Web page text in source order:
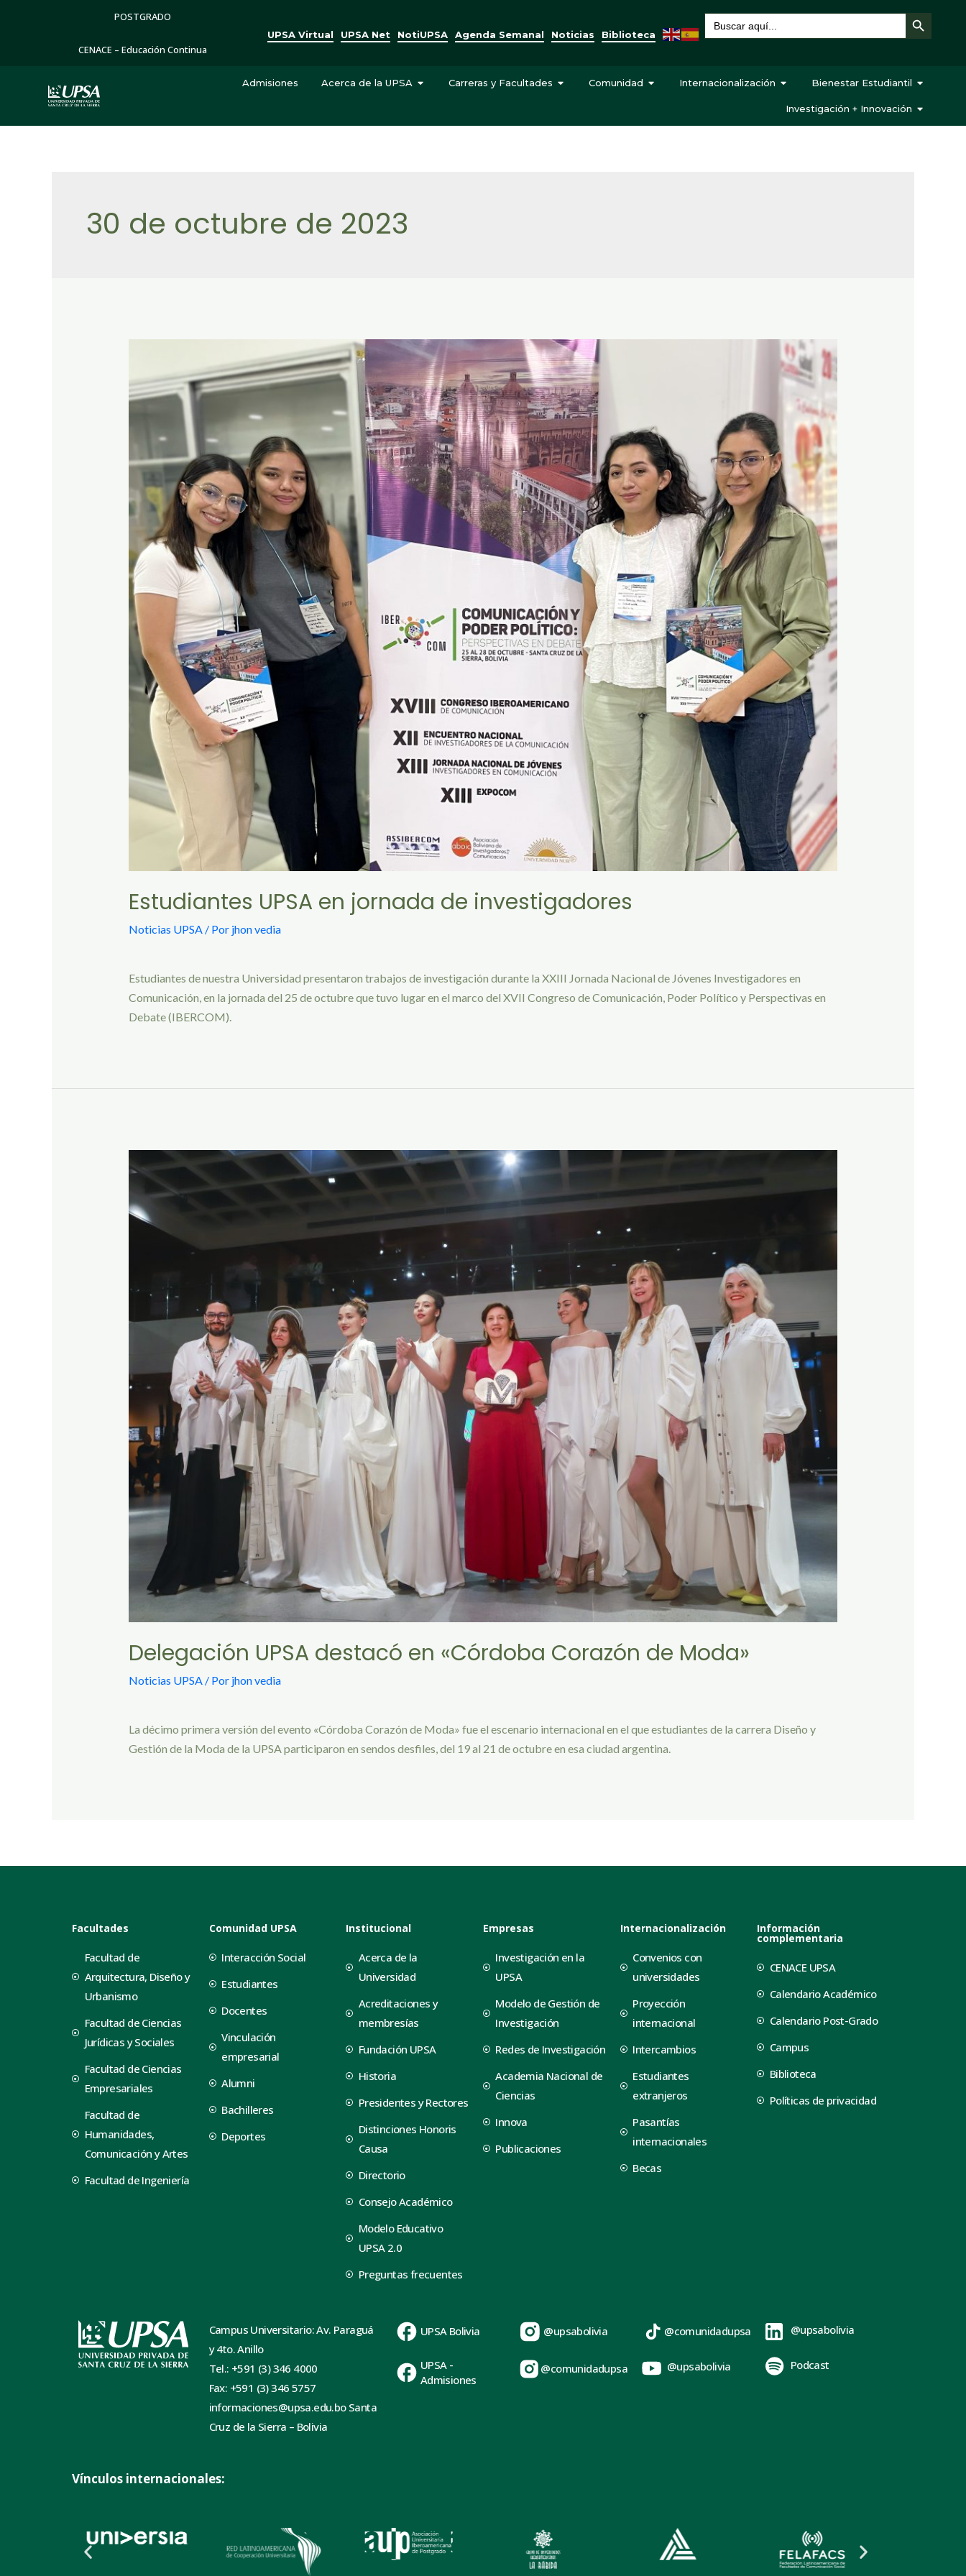
POSTGRADO
CENACE – Educación Continua
UPSA Virtual UPSA Net NotiUPSA Agenda Semanal Noticias Biblioteca
Buscar: Botón de búsqueda
Admisiones Acerca de la UPSA Carreras y Facultades Comunidad Internacionalización Bienestar Estudiantil
Investigación + Innovación
30 de octubre de 2023
Estudiantes UPSA en jornada de investigadores
Noticias UPSA/ Por jhon vedia
Estudiantes de nuestra Universidad presentaron trabajos de investigación durante la XXIII Jornada Nacional de Jóvenes Investigadores en
Comunicación, en la jornada del 25 de octubre que tuvo lugar en el marco del XVII Congreso de Comunicación, Poder Político y Perspectivas en
Debate (IBERCOM).
Delegación UPSA destacó en «Córdoba Corazón de Moda»
Noticias UPSA/ Por jhon vedia
La décimo primera versión del evento «Córdoba Corazón de Moda» fue el escenario internacional en el que estudiantes de la carrera Diseño y
Gestión de la Moda de la UPSA participaron en sendos desfiles, del 19 al 21 de octubre en esa ciudad argentina.
Facultades
Facultad de
Arquitectura, Diseño y
Urbanismo
Facultad de Ciencias
Jurídicas y Sociales
Facultad de Ciencias
Empresariales
Facultad de
Humanidades,
Comunicación y Artes
Facultad de Ingeniería
Comunidad UPSA
Interacción Social
Estudiantes
Docentes
Vinculación
empresarial
Alumni
Bachilleres
Deportes
Institucional
Acerca de la
Universidad
Acreditaciones y
membresías
Fundación UPSA
Historia
Presidentes y Rectores
Distinciones Honoris
Causa
Directorio
Consejo Académico
Modelo Educativo
UPSA 2.0
Preguntas frecuentes
Empresas
Investigación en la
UPSA
Modelo de Gestión de
Investigación
Redes de Investigación
Academia Nacional de
Ciencias
Innova
Publicaciones
Internacionalización
Convenios con
universidades
Proyección
internacional
Intercambios
Estudiantes
extranjeros
Pasantías
internacionales
Becas
Información
complementaria
CENACE UPSA
Calendario Académico
Calendario Post-Grado
Campus
Biblioteca
Políticas de privacidad
Campus Universitario: Av. Paraguá
y 4to. Anillo
Tel.: +591 (3) 346 4000
Fax: +591 (3) 346 5757
informaciones@upsa.edu.bo Santa
Cruz de la Sierra – Bolivia
UPSA Bolivia
UPSA -
Admisiones
@upsabolivia
@comunidadupsa
@comunidadupsa
@upsabolivia
@upsabolivia
Podcast
Vínculos internacionales: